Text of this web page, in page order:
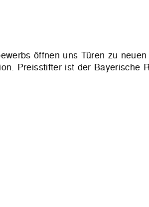
öffnen uns Türen zu
Preisstifter ist der Bayerische